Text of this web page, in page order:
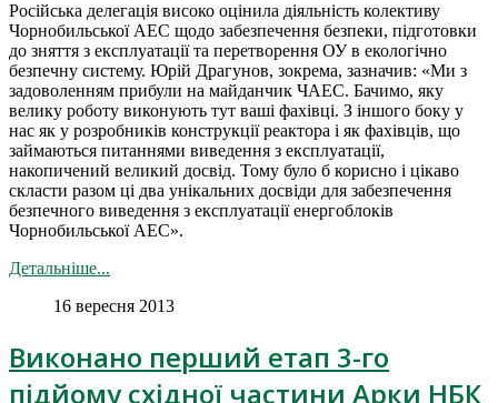
Російська делегація високо оцінила діяльність колективу
Чорнобильської АЕС щодо забезпечення безпеки, підготовки
до зняття з експлуатації та перетворення ОУ в екологічно
безпечну систему. Юрій Драгунов, зокрема, зазначив: «Ми з
задоволенням прибули на майданчик ЧАЕС. Бачимо, яку
велику роботу виконують тут ваші фахівці. З іншого боку у
нас як у розробників конструкції реактора і як фахівців, що
займаються питаннями виведення з експлуатації,
накопичений великий досвід. Тому було б корисно і цікаво
скласти разом ці два унікальних досвіди для забезпечення
безпечного виведення з експлуатації енергоблоків
Чорнобильської АЕС».
Детальніше...
16 вересня 2013
Виконано перший етап 3-го
підйому східної частини Арки НБК